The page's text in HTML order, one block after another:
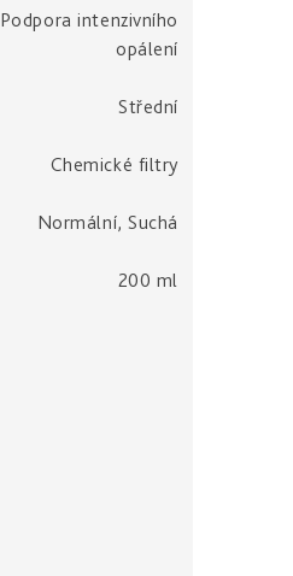
Podpora intenzivního
opálení
Střední
Chemické filtry
Normální, Suchá
200 ml